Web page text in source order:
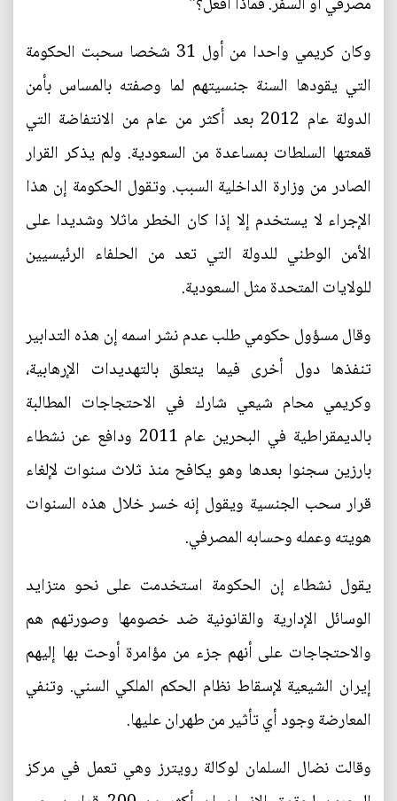
وكان كريمي واحدا من أول 31 شخصا سحبت الحكومة
التي يقودها السنة جنسيتهم لما وصفته بالمساس بأمن
الدولة عام 2012 بعد أكثر من عام من الانتفاضة التي
قمعتها السلطات بمساعدة من السعودية. ولم يذكر القرار
الصادر من وزارة الداخلية السبب. وتقول الحكومة إن هذا
الإجراء لا يستخدم إلا إذا كان الخطر ماثلا وشديدا على
الأمن الوطني للدولة التي تعد من الحلفاء الرئيسيين
للولايات المتحدة مثل السعودية.
وقال مسؤول حكومي طلب عدم نشر اسمه إن هذه التدابير
تنفذها دول أخرى فيما يتعلق بالتهديدات الإرهابية،
وكريمي محام شيعي شارك في الاحتجاجات المطالبة
بالديمقراطية في البحرين عام 2011 ودافع عن نشطاء
بارزين سجنوا بعدها وهو يكافح منذ ثلاث سنوات لإلغاء
قرار سحب الجنسية ويقول إنه خسر خلال هذه السنوات
هويته وعمله وحسابه المصرفي.
يقول نشطاء إن الحكومة استخدمت على نحو متزايد
الوسائل الإدارية والقانونية ضد خصومها وصورتهم هم
والاحتجاجات على أنهم جزء من مؤامرة أوحت بها إليهم
إيران الشيعية لإسقاط نظام الحكم الملكي السني. وتنفي
المعارضة وجود أي تأثير من طهران عليها.
وقالت نضال السلمان لوكالة رويترز وهي تعمل في مركز